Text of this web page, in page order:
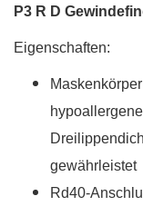
P3 R D
Eigenschaften:
gewährleistet
Rd40-